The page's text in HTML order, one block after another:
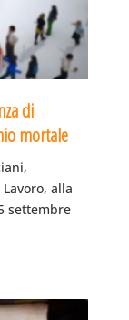
di
mortale
alla
settembre